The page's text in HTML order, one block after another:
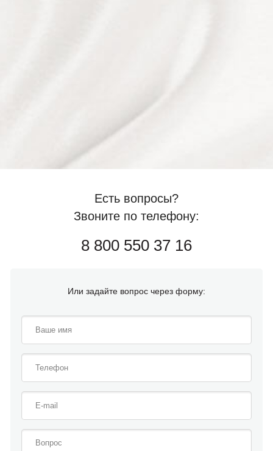
Есть вопросы?
Звоните по телефону:
8 800 550 37 16
Или задайте вопрос через форму: